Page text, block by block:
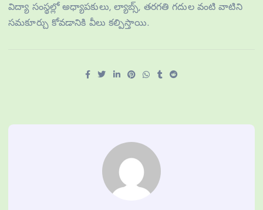
విద్యా సంస్థల్లో అధ్యాపకులు, ల్యాబ్స్, తరగతి గదుల వంటి వాటిని
సమకూర్చు కోవడానికి వీలు కల్పిస్తాయి.